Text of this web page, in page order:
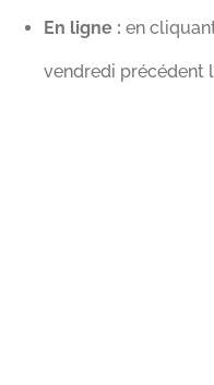
En ligne : en
vendredi précédent